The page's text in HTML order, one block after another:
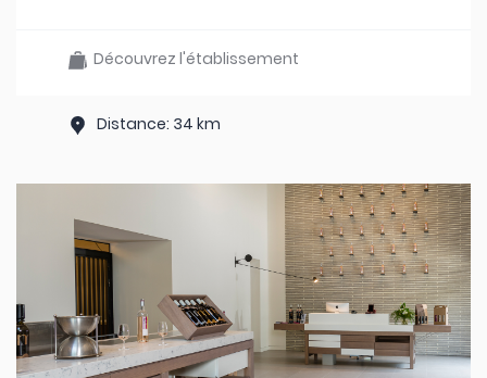
Découvrez l'établissement
Distance: 34 km